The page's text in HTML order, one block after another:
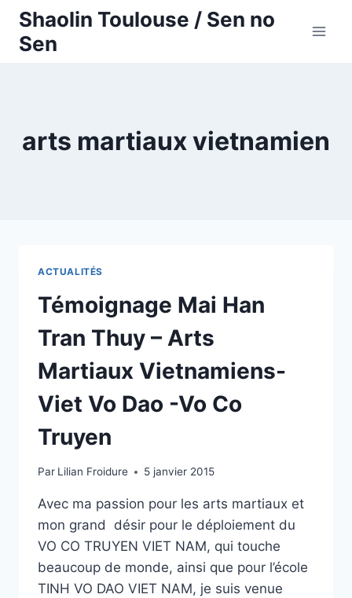
Aller
contenu
Shaolin Toulouse / Sen no
Sen
arts martiaux vietnamien
ACTUALITÉS
Témoignage Mai Han
Tran Thuy – Arts
Martiaux Vietnamiens-
Viet Vo Dao -Vo Co
Truyen
Par Lilian Froidure 5 janvier 2015
Avec ma passion pour les arts martiaux et
mon grand désir pour le déploiement du
VO CO TRUYEN VIET NAM, qui touche
beaucoup de monde, ainsi que pour l’école
TINH VO DAO VIET NAM, je suis venue